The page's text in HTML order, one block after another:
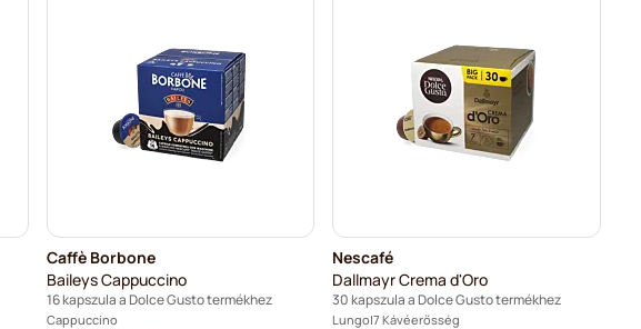
Caffè Borbone
Baileys Cappuccino
16 kapszula a Dolce Gusto termékhez
Cappuccino
Nescafé
Dallmayr Crema d'Oro
30 kapszula a Dolce Gusto termékhez
Lungo 7 Kávéerősség